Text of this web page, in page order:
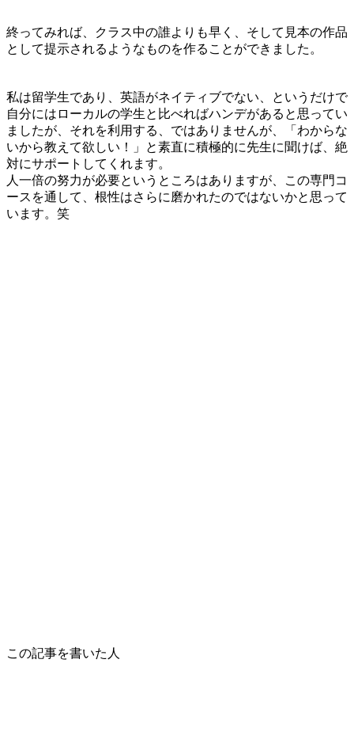
終ってみれば、クラス中の誰よりも早く、そして見本の作品
として提示されるようなものを作ることができました。
私は留学生であり、英語がネイティブでない、というだけで
自分にはローカルの学生と比べればハンデがあると思ってい
ましたが、それを利用する、ではありませんが、
「わからな
いから教えて欲しい！」と素直に積極的に先生に聞けば、絶
対にサポートしてくれます。
人一倍の努力が必要というところはありますが、この専門コ
ースを通して、根性はさらに磨かれたのではないかと思って
います。笑
この記事を書いた人